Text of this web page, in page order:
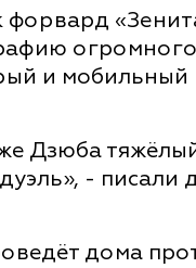
форвард
и мобильный
Дзюба
- писали
дома